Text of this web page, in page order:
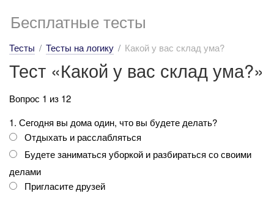
Бесплатные тесты
Тесты Тесты на логику Какой у вас склад ума?
Тест «Какой у вас склад ума?»
Вопрос 1 из 12
1. Сегодня вы дома один, что вы будете делать?
Отдыхать и расслабляться
Будете заниматься уборкой и разбираться со своими
делами
Пригласите друзей